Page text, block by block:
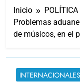
Inicio
POLÍTICA
Problemas
de músicos, en el
INTERNACIONALES